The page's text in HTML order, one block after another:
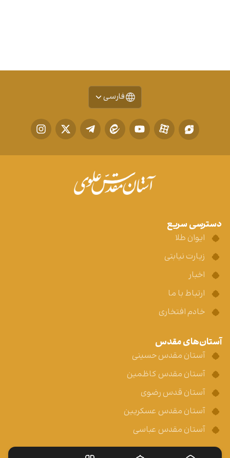
فارسی
دسترسی سریع
ایوان طلا
زیارت نیابتی
اخبار
ارتباط با ما
خادم افتخاری
آستان‌های مقدس
آستان مقدس حسینی
آستان مقدس کاظمین
آستان قدس رضوی
آستان مقدس عسکریین
آستان مقدس عباسی